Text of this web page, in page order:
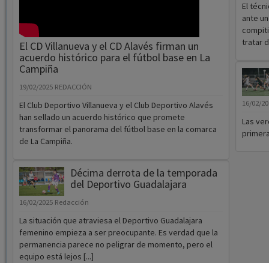
El CD Villanueva y el CD Alavés firman un
acuerdo histórico para el fútbol base en La
Campiña
19/02/2025 REDACCIÓN
El Club Deportivo Villanueva y el Club Deportivo Alavés
han sellado un acuerdo histórico que promete
transformar el panorama del fútbol base en la comarca
de La Campiña.
Décima derrota de la temporada
del Deportivo Guadalajara
16/02/2025 Redacción
La situación que atraviesa el Deportivo Guadalajara
femenino empieza a ser preocupante. Es verdad que la
permanencia parece no peligrar de momento, pero el
equipo está lejos [...]
El
ante
tratar
16/02/
Las